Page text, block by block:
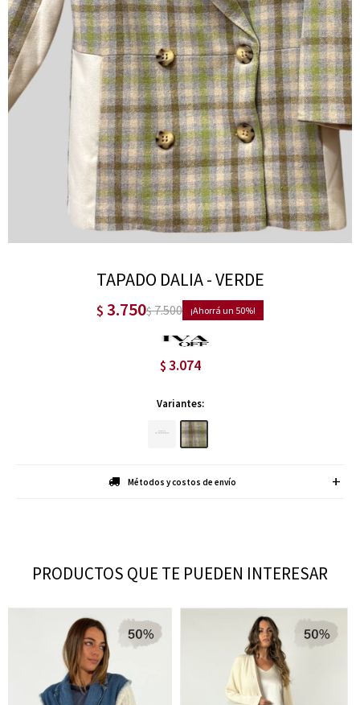
TAPADO DALIA - VERDE
$ 3.750$7.500 50
$ 3.074
Variantes:
Métodos y costos de envío
PRODUCTOS QUE TE PUEDEN INTERESAR